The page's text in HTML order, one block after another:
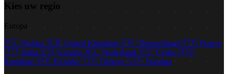
Kies uw regio
Europa
🇵🇱 Polska 🇬🇧 United Kingdom 🇩🇪 Deutschland 🇫🇷 France
🇮🇹 Italia 🇪🇸 España 🇳🇱 Nederland 🇨🇿 Česko 🇷🇴
România 🇬🇷 Ελλάδα 🇹🇷 Türkiye 🇺🇦 Україна